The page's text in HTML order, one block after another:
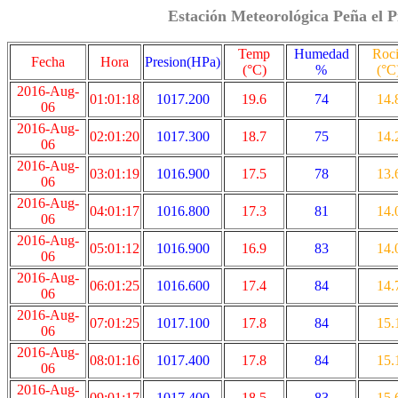
Estación Meteorológica Peña el
Fecha Hora Presion(HPa)
Temp
(°C)
Humedad
%
2016-Aug-
06
01:01:18 1017.200 19.6 74
2016-Aug-
06
02:01:20 1017.300 18.7 75
2016-Aug-
06
03:01:19 1016.900 17.5 78
2016-Aug-
06
04:01:17 1016.800 17.3 81
2016-Aug-
06
05:01:12 1016.900 16.9 83
2016-Aug-
06
06:01:25 1016.600 17.4 84
2016-Aug-
06
07:01:25 1017.100 17.8 84
2016-Aug-
06
08:01:16 1017.400 17.8 84
2016-Aug-